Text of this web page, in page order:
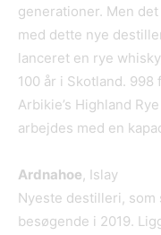
generationer. Men
med dette nye
lanceret en rye
100 år i Skotland.
Arbikie’s Highland
arbejdes med en
Ardnahoe, Islay
Nyeste destilleri, som
besøgende i 2019.